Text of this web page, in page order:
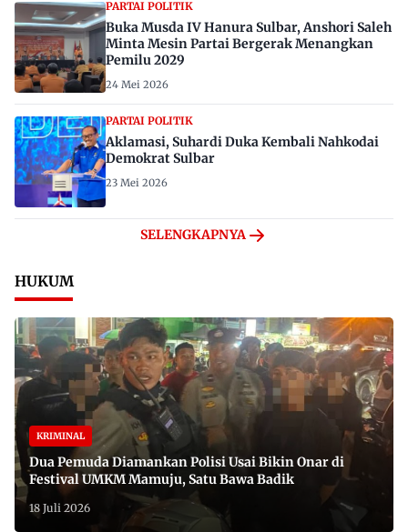
PARTAI POLITIK
Buka Musda IV Hanura Sulbar, Anshori Saleh
Minta Mesin Partai Bergerak Menangkan
Pemilu 2029
24 Mei 2026
PARTAI POLITIK
Aklamasi, Suhardi Duka Kembali Nahkodai
Demokrat Sulbar
23 Mei 2026
SELENGKAPNYA
HUKUM
KRIMINAL
Dua Pemuda Diamankan Polisi Usai Bikin Onar di
Festival UMKM Mamuju, Satu Bawa Badik
18 Juli 2026